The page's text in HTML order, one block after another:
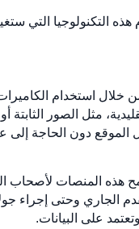
من خلال استخدام
مثل الصور الثابتة أو
وتفاصيل الموقع دون الحاجة
هذه المنصات لأصحاب
الجاري وحتى إجراء
على البيانات.